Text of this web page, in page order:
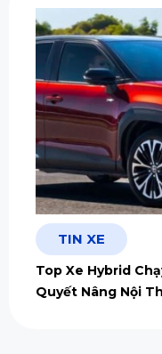
TIN XE
Top Xe Hybrid
Quyết Nâng Nội